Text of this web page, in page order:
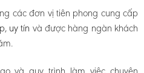
các đơn vị tiên phong cung cấp
uy tín và được hàng ngàn khách
và quy trình làm việc chuyên